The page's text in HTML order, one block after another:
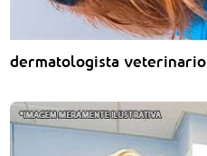
dermatologista veterinario